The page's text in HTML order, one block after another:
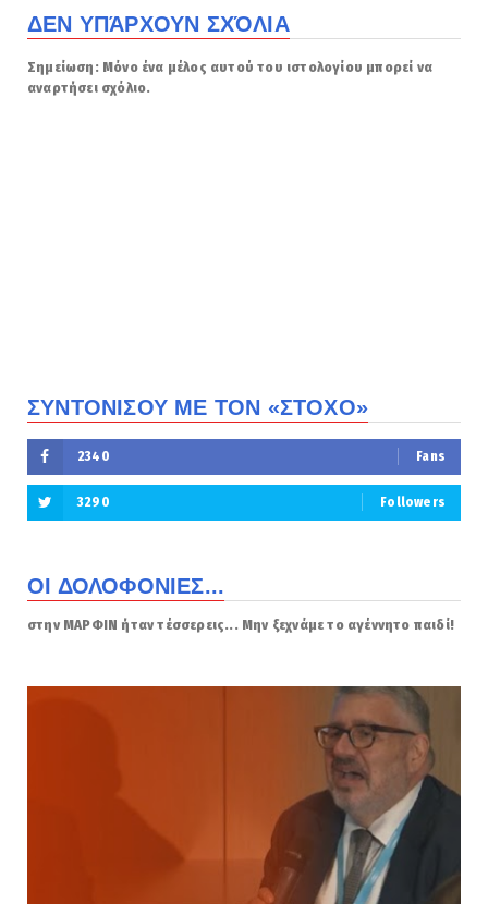
ΔΕΝ ΥΠΆΡΧΟΥΝ ΣΧΌΛΙΑ
Σημείωση: Μόνο ένα μέλος αυτού του ιστολογίου μπορεί να
αναρτήσει σχόλιο.
ΣΥΝΤΟΝΙΣΟΥ ΜΕ ΤΟΝ «ΣΤΟΧΟ»
2340 Fans
3290 Followers
ΟΙ ΔΟΛΟΦΟΝΙΕΣ...
στην ΜΑΡΦΙΝ ήταν τέσσερεις... Μην ξεχνάμε το αγέννητο παιδί!